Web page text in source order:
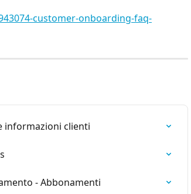
customer-onboarding-faq-
informazioni clienti
- Abbonamenti